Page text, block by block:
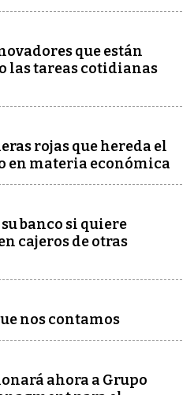
que están
las tareas cotidianas
rojas que hereda el
en materia económica
banco si quiere
cajeros de otras
nos contamos
ahora a Grupo